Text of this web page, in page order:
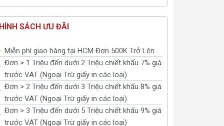
SÁCH ƯU ĐÃI
Miễn phí giao hàng tại HCM Đơn 500K Trở Lên
Đơn > 1 Triệu đến dưới 2 Triệu chiết khấu 7% giá
trước VAT (Ngoại Trừ giấy in các loại)
Đơn > 2 Triệu đến dưới 3 Triệu chiết khấu 8% giá
trước VAT (Ngoại Trừ giấy in các loại)
Đơn > 3 Triệu đến dưới 5 Triệu chiết khấu 9% giá
trước VAT (Ngoại Trừ giấy in các loại)